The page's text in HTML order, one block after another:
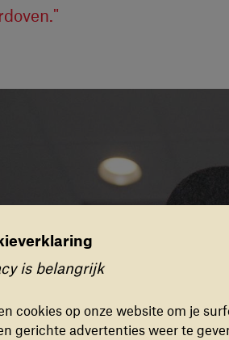
COOKIES
Deze cookies kunnen niet
is belangrijk
cookies op onze website om je
gerichte advertenties weer te